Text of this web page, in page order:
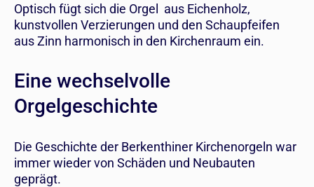
Optisch fügt sich die Orgel aus Eichenholz,
kunstvollen Verzierungen und den Schaupfeifen
aus Zinn harmonisch in den Kirchenraum ein.
Eine wechselvolle
Orgelgeschichte
Die Geschichte der Berkenthiner Kirchenorgeln war
immer wieder von Schäden und Neubauten
geprägt.